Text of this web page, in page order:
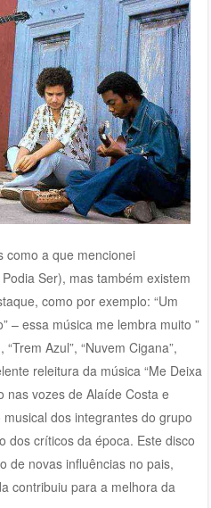
como a que mencionei
Ser), mas também existem
como por exemplo: “Um
– essa música me lembra muito ”
Azul”, “Nuvem Cigana”,
releitura da música “Me Deixa
nas vozes de Alaíde Costa e
dos integrantes do grupo
dos críticos da época. Este disco
de novas influências no pais,
contribuiu para a melhora da